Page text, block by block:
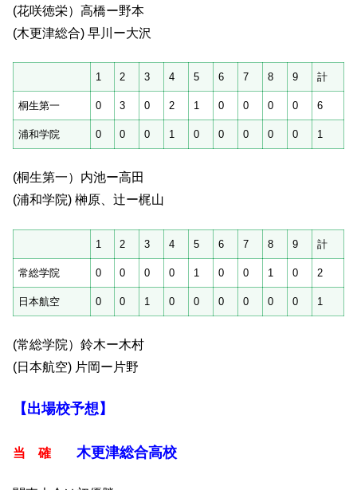
(花咲徳栄）高橋ー野本
(木更津総合) 早川ー大沢
1 2 3 4 5 6 7 8 9 計
桐生第一 0 3 0 2 1 0 0 0 0 6
浦和学院 0 0 0 1 0 0 0 0 0 1
(桐生第一）内池ー高田
(浦和学院) 榊原、辻ー梶山
1 2 3 4 5 6 7 8 9 計
常総学院 0 0 0 0 1 0 0 1 0 2
日本航空 0 0 1 0 0 0 0 0 0 1
(常総学院）鈴木ー木村
(日本航空) 片岡ー片野
【出場校予想】
当 確 木更津総合高校